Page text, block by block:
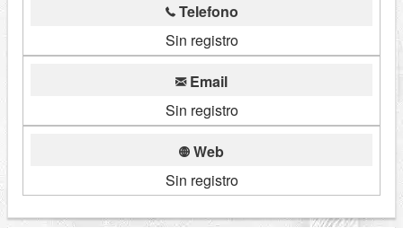
Telefono
Sin registro
Email
Sin registro
Web
Sin registro